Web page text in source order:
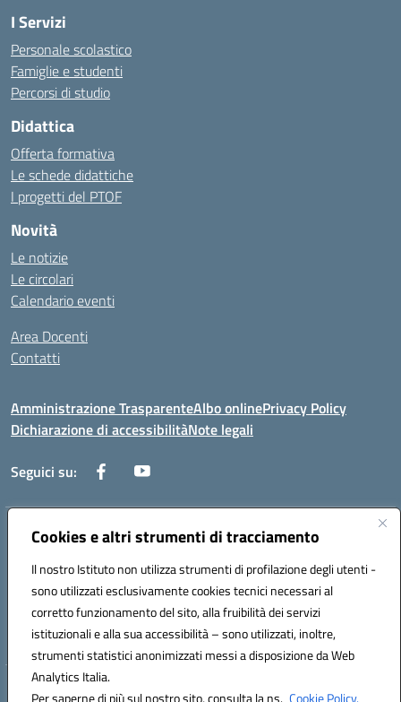
Cookies e altri strumenti di tracciamento
Il nostro Istituto non utilizza strumenti di profilazione degli utenti -
sono utilizzati esclusivamente cookies tecnici necessari al
corretto funzionamento del sito, alla fruibilità dei servizi
istituzionali e alla sua accessibilità – sono utilizzati, inoltre,
strumenti statistici anonimizzati messi a disposizione da Web
Analytics Italia.
Per saperne di più sul nostro sito, consulta la ns. Cookie Policy.
I Servizi
Personale scolastico
Famiglie e studenti
Percorsi di studio
Didattica
Offerta formativa
Le schede didattiche
I progetti del PTOF
Novità
Le notizie
Le circolari
Calendario eventi
Area Docenti
Contatti
Amministrazione TrasparenteAlbo onlinePrivacy Policy
Dichiarazione di accessibilitàNote legali
Seguici su:
Indirizzo:Via dei mille, 2 - 80011 Acerra (NA)
Posta elettronica certificata (PEC):naee10200g@pec.istruzione.it
Codice fiscale: 80103770634
Codice meccanografico: NAEE10200G
Hosting & Powered by 3D Solution S.r.l.